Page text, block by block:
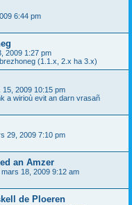
6:44 pm
2009 1:27 pm
(1.1.x, 2.x ha 3.x)
15, 2009 10:15 pm
a wirioù evit an darn vrasañ
29, 2009 7:10 pm
an Amzer
mars 18, 2009 9:12 am
de Ploeren